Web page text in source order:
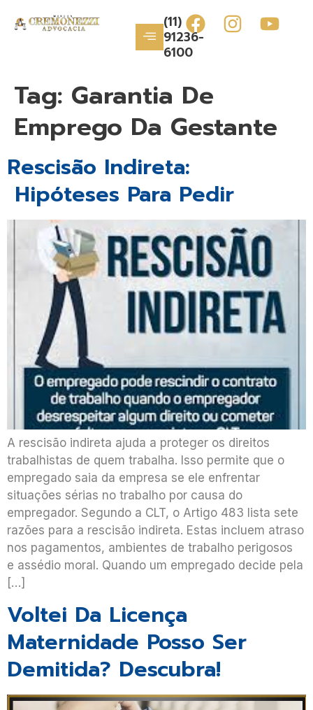
(11)
91236-
6100
Tag: Garantia De
Emprego Da Gestante
Rescisão Indireta:
Hipóteses Para Pedir
A rescisão indireta ajuda a proteger os direitos
trabalhistas de quem trabalha. Isso permite que o
empregado saia da empresa se ele enfrentar
situações sérias no trabalho por causa do
empregador. Segundo a CLT, o Artigo 483 lista sete
razões para a rescisão indireta. Estas incluem atraso
nos pagamentos, ambientes de trabalho perigosos
e assédio moral. Quando um empregado decide pela
[…]
Voltei Da Licença
Maternidade Posso Ser
Demitida? Descubra!